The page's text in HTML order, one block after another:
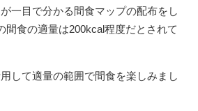
一目で分かる間食マップの配布をし
間食の適量は200kcal程度だとされて
して適量の範囲で間食を楽しみまし